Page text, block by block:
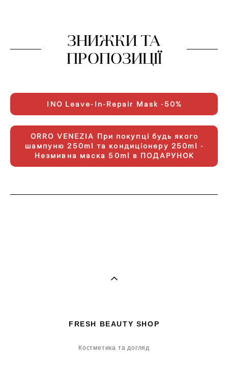
ЗНИЖКИ ТА
ПРОПОЗИЦІЇ
INO Leave-In-Repair Mask -50%
ORRO VENEZIA При покупці будь якого
шампуню 250ml та кондиціонеру 250ml -
Незмивна маска 50ml в ПОДАРУНОК
FRESH BEAUTY SHOP
Костметика та догляд